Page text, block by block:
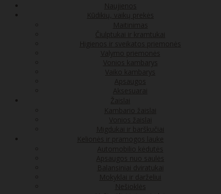
Naujienos
Kūdikių, vaikų prekės
Maitinimas
Čiulptukai ir kramtukai
Higienos ir sveikatos priemonės
Valymo priemonės
Vonios kambarys
Vaiko kambarys
Apsaugos
Aksesuarai
Žaislai
Kambario žaislai
Vonios žaislai
Migdukai ir barškučiai
Kelionės ir pramogos lauke
Automobilio kėdutės
Apsaugos nuo saulės
Balansiniai dviratukai
Mokyklai ir darželiui
Nešioklės